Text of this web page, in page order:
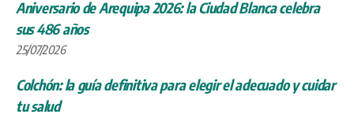
Aniversario de Arequipa 2026: la Ciudad Blanca celebra
sus 486 años
25/07/2026
Colchón: la guía definitiva para elegir el adecuado y cuidar
tu salud